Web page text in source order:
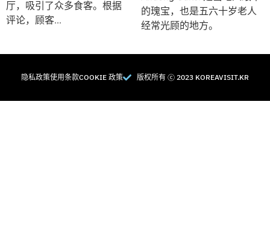
厅，吸引了众多食客。根据
评论，顾客...
的瑰宝，也是五六十岁老人
经常光顾的地方。
隐私政策使用条款COOKIE 政策 版权所有 Ⓒ 2023 KOREAVISIT.KR